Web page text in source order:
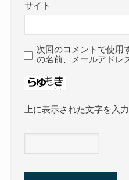
サイト
次回のコメントで使用
の名前、メールアドレ
上に表示された文字を入力